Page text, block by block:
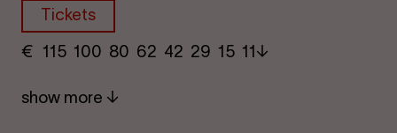
Tickets
€ ​ 115 100 80​ 62 42 29​ 15 11
show more